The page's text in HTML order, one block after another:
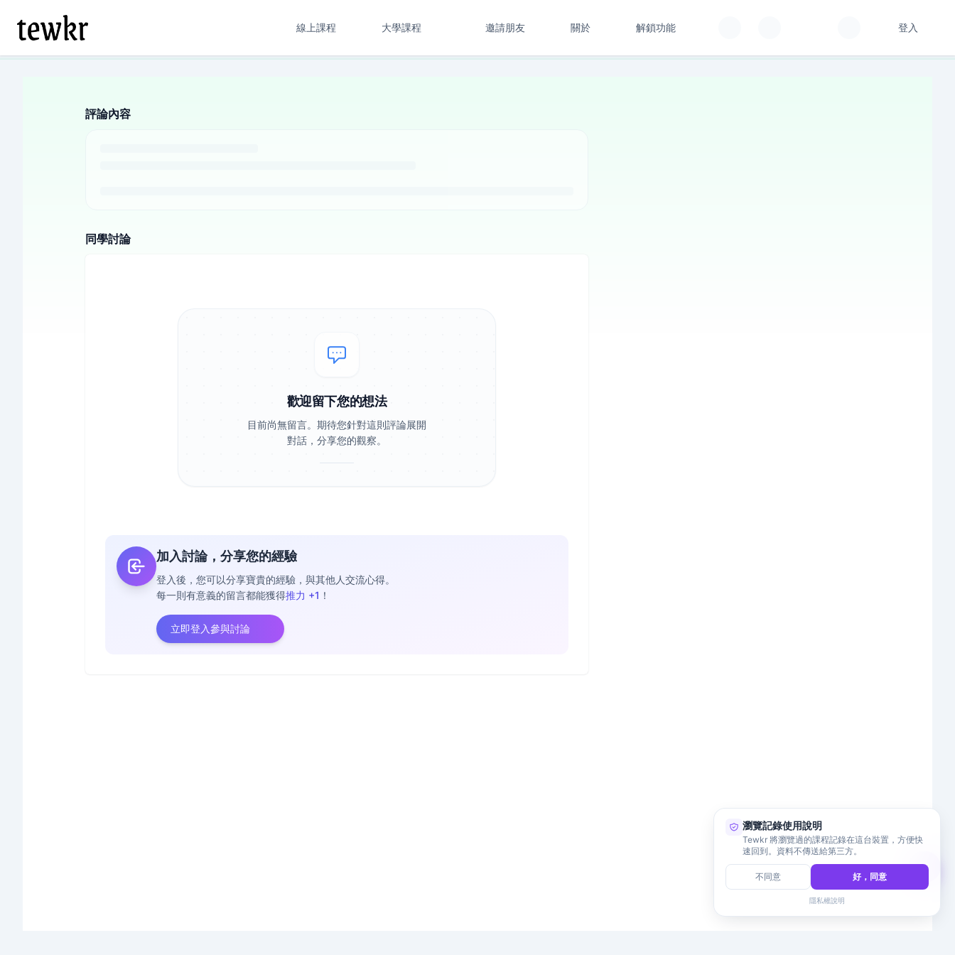
線上課程 大學課程 邀請朋友 關於 解鎖功能 登入
評論內容
同學討論
歡迎留下您的想法
目前尚無留言。期待您針對這則評論展開
對話，分享您的觀察。
加入討論，分享您的經驗
登入後，您可以分享寶貴的經驗，與其他人交流心得。
每一則有意義的留言都能獲得推力 +1 ！
立即登入參與討論
瀏覽記錄使用說明
Tewkr 將瀏覽過的課程記錄在這台裝置，方便快
速回到。資料不傳送給第三方。
不同意 好，同意
隱私權說明